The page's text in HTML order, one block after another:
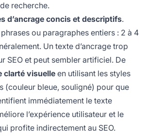
recherche.
d’ancrage concis et descriptifs.
ou paragraphes entiers : 2 à 4
Un texte d’ancrage trop
SEO et peut sembler artificiel. De
clarté visuelle en utilisant les styles
(couleur bleue, souligné) pour que
immédiatement le texte
l’expérience utilisateur et le
profite indirectement au SEO.